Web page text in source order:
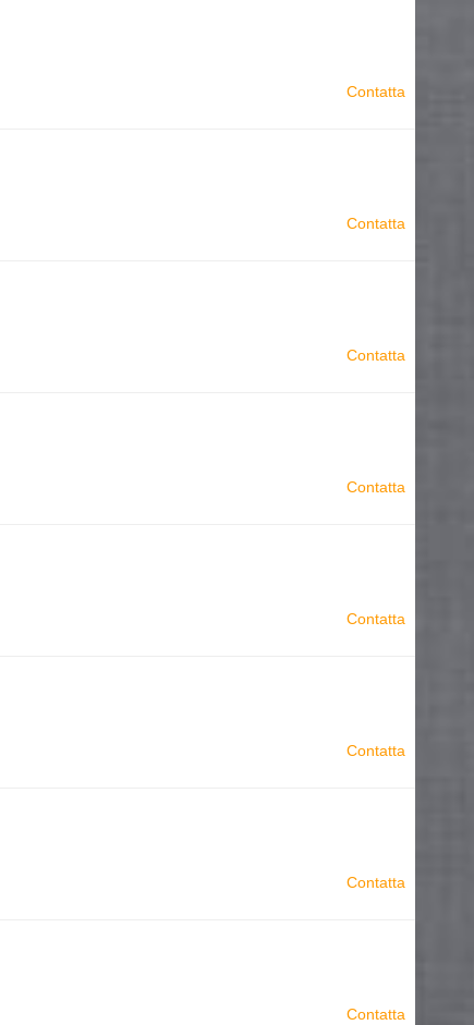
Contatta
Contatta
Contatta
Contatta
Contatta
Contatta
Contatta
Contatta